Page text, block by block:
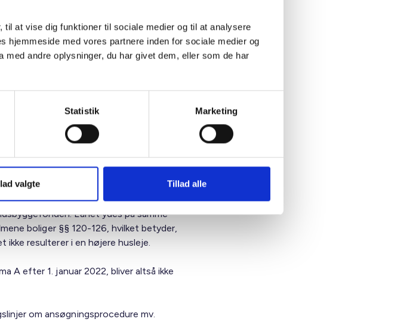
at vise dig funktioner til sociale medier og til at analysere
hjemmeside med vores partnere inden for sociale medier og
andre oplysninger, du har givet dem, eller som de har
Statistik Marketing
valgte Tillad alle
boliger og gælder frem til og med 30.
dokumentation på, at
på besparelser for at nedbringe
attestere for og samtidig erklære, at
højere anskaffelsessum.
finansieres med 10 procent lån fra
Lånet ydes på samme
boliger §§ 120-126, hvilket betyder,
ikke resulterer i en højere husleje.
A efter 1. januar 2022, bliver altså ikke
om ansøgningsprocedure mv.